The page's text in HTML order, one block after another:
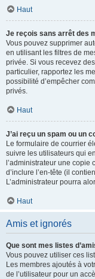
Haut
Je reçois sans arrêt des
Vous pouvez supprimer
en utilisant les filtres de
privée. Si vous recevez
particulier, rapportez les
possibilité d’empêcher
privés.
Haut
J’ai reçu un spam ou un
Le formulaire de courrier
suivre les utilisateurs qui
l’administrateur une copie
d’inclure l’en-tête (il
L’administrateur pourra
Haut
Amis et ignorés
Que sont mes listes
Vous pouvez utiliser ces
Les membres ajoutés à
de l’utilisateur pour un